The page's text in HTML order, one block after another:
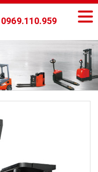
0969.110.959